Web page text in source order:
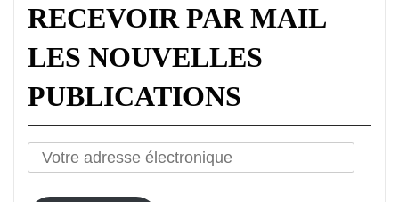
RECEVOIR PAR MAIL
LES NOUVELLES
PUBLICATIONS
Votre